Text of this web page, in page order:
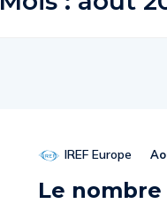
IREF Europe
Le